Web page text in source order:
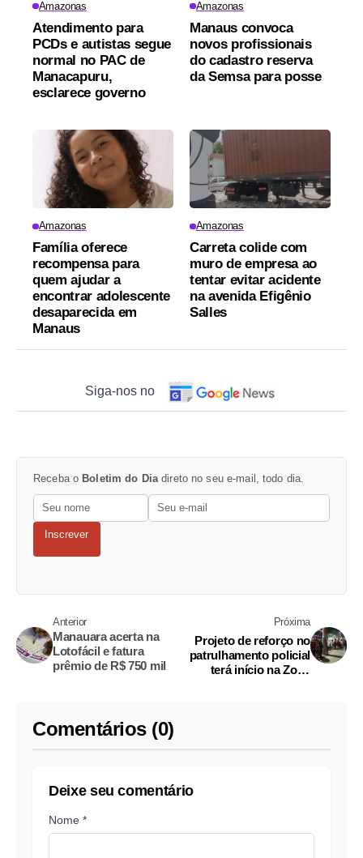
Amazonas
Atendimento para
PCDs e autistas segue
normal no PAC de
Manacapuru,
esclarece governo
Amazonas
Manaus convoca
novos profissionais
do cadastro reserva
da Semsa para posse
Amazonas
Família oferece
recompensa para
quem ajudar a
encontrar adolescente
desaparecida em
Manaus
Amazonas
Carreta colide com
muro de empresa ao
tentar evitar acidente
na avenida Efigênio
Salles
Siga-nos no
Receba o Boletim do Diadireto no seu e-mail, todo dia.
Inscrever
Anterior
Manauara acerta na
Lotofácil e fatura
prêmio de R$ 750 mil
Próxima
Projeto de reforço no
patrulhamento policial
terá início na Zona
Comentários (0)
Deixe seu comentário
Nome *